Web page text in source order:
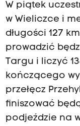
W piątek
w Wieliczce i
długości 127
prowadzić
Targu i liczyć
kończącego
przełęcz
finiszować
podjeździe na